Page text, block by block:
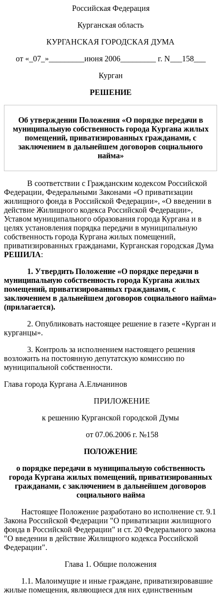
Российская Федерация
Курганская область
КУРГАНСКАЯ ГОРОДСКАЯ ДУМА
от «_07_»_________июня 2006_________ г. N___158___
Курган
РЕШЕНИЕ
Об утверждении Положения «О порядке передачи в
муниципальную собственность города Кургана жилых
помещений, приватизированных гражданами, с
заключением в дальнейшем договоров социального
найма»
В соответствии с Гражданским кодексом Российской
Федерации, Федеральными Законами «О приватизации
жилищного фонда в Российской Федерации», «О введении в
действие Жилищного кодекса Российской Федерации»,
Уставом муниципального образования города Кургана и в
целях установления порядка передачи в муниципальную
собственность города Кургана жилых помещений,
приватизированных гражданами, Курганская городская Дума
РЕШИЛА:
1. Утвердить Положение «О порядке передачи в
муниципальную собственность города Кургана жилых
помещений, приватизированных гражданами, с
заключением в дальнейшем договоров социального найма»
(прилагается).
2. Опубликовать настоящее решение в газете «Курган и
курганцы».
3. Контроль за исполнением настоящего решения
возложить на постоянную депутатскую комиссию по
муниципальной собственности.
Глава города Кургана А.Ельчанинов
ПРИЛОЖЕНИЕ
к решению Курганской городской Думы
от 07.06.2006 г. №158
ПОЛОЖЕНИЕ
о порядке передачи в муниципальную собственность
города Кургана жилых помещений, приватизированных
гражданами, с заключением в дальнейшем договоров
социального найма
Настоящее Положение разработано во исполнение ст. 9.1
Закона Российской Федерации "О приватизации жилищного
фонда в Российской Федерации" и ст. 20 Федерального закона
"О введении в действие Жилищного кодекса Российской
Федерации".
Глава 1. Общие положения
1.1. Малоимущие и иные граждане, приватизировавшие
жилые помещения, являющиеся для них единственным